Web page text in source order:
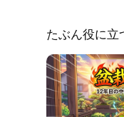
たぶん役に立